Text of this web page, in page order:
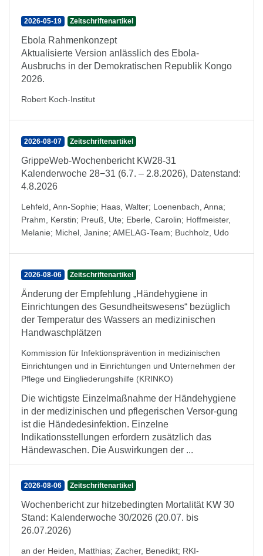
2026-05-19 Zeitschriftenartikel
Ebola Rahmenkonzept
Aktualisierte Version anlässlich des Ebola-
Ausbruchs in der Demokratischen Republik Kongo
2026.
Robert Koch-Institut
2026-08-07 Zeitschriftenartikel
GrippeWeb-Wochenbericht KW28-31
Kalenderwoche 28−31 (6.7. – 2.8.2026), Datenstand:
4.8.2026
Lehfeld, Ann-Sophie; Haas, Walter; Loenenbach, Anna;
Prahm, Kerstin; Preuß, Ute; Eberle, Carolin; Hoffmeister,
Melanie; Michel, Janine; AMELAG-Team; Buchholz, Udo
2026-08-06 Zeitschriftenartikel
Änderung der Empfehlung „Händehygiene in
Einrichtungen des Gesundheitswesens“ bezüglich
der Temperatur des Wassers an medizinischen
Handwaschplätzen
Kommission für Infektionsprävention in medizinischen
Einrichtungen und in Einrichtungen und Unternehmen der
Pflege und Eingliederungshilfe (KRINKO)
Die wichtigste Einzelmaßnahme der Händehygiene
in der medizinischen und pflegerischen Versor-gung
ist die Händedesinfektion. Einzelne
Indikationsstellungen erfordern zusätzlich das
Händewaschen. Die Auswirkungen der ...
2026-08-06 Zeitschriftenartikel
Wochenbericht zur hitzebedingten Mortalität KW 30
Stand: Kalenderwoche 30/2026 (20.07. bis
26.07.2026)
an der Heiden, Matthias; Zacher, Benedikt; RKI-